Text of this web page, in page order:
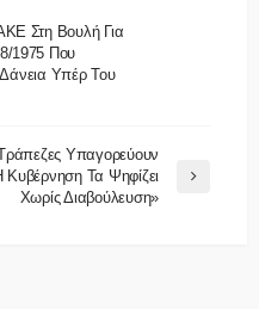
Στη Βουλή Για
1975 Που
Υπέρ Του
Υπαγορεύουν
Τα Ψηφίζει
Χωρίς Διαβούλευση»